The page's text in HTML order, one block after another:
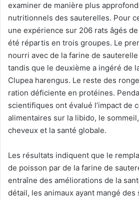
examiner de manière plus
nutritionnels des sauterelles. Pour
une expérience sur 206 rats âgés
été répartis en trois groupes. Le
nourri avec de la farine de
tandis que le deuxième a ingéré de
Clupea harengus. Le reste des
ration déficiente en protéines.
scientifiques ont évalué l’impact de
alimentaires sur la libido, le
cheveux et la santé globale.
Les résultats indiquent que le
de poisson par de la farine de
entraîne des améliorations de la
détail, les animaux ayant mangé des